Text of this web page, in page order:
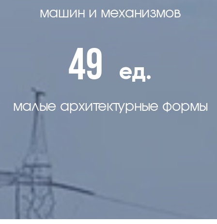
машин и механизмов
49 ед.
малые архитектурные формы